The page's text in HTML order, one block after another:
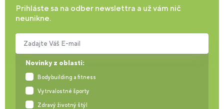
Prihláste sa na odber newslettra a už vám nič
neunikne.
Novinky z oblasti:
Bodybuilding a fitness
Vytrvalostné športy
Zdravý životný štýl
Zadajte Váš E-mail